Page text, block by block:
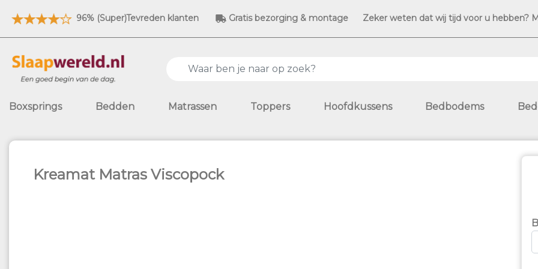
96% (Super)Tevreden klanten Gratis bezorging & montage Zeker weten dat wij tijd voor u hebben?
Boxsprings Bedden Matrassen Toppers Hoofdkussens Bedbodems
Kreamat Matras Viscopock